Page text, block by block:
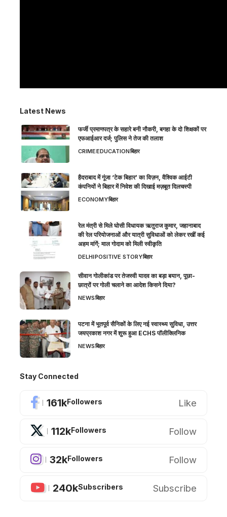
Latest News
फर्जी प्रमाणपत्र के सहारे बनी नौकरी, बगहा के दो शिक्षकों पर
एफआईआर दर्ज; पुलिस ने तेज की तलाश
CRIMEEDUCATIONबिहार
हैदराबाद में गूंजा ‘टेक बिहार’ का विज़न, वैश्विक आईटी
कंपनियों ने बिहार में निवेश की दिखाई मज़बूत दिलचस्पी
ECONOMYबिहार
रेल मंत्री से मिले घोसी विधायक ऋतुराज कुमार, जहानाबाद
की रेल परियोजनाओं और यात्री सुविधाओं को लेकर रखीं कई
अहम मांगें; माल गोदाम को मिली स्वीकृति
DELHIPOSITIVE STORYबिहार
सीवान गोलीकांड पर तेजस्वी यादव का बड़ा बयान, पूछा-
छात्रों पर गोली चलाने का आदेश किसने दिया?
NEWSबिहार
पटना में भूतपूर्व सैनिकों के लिए नई स्वास्थ्य सुविधा, उत्तर
जयप्रकाश नगर में शुरू हुआ ECHS पॉलीक्लिनिक
NEWSबिहार
Stay Connected
161kFollowers Like
112kFollowers Follow
32kFollowers Follow
240kSubscribers Subscribe